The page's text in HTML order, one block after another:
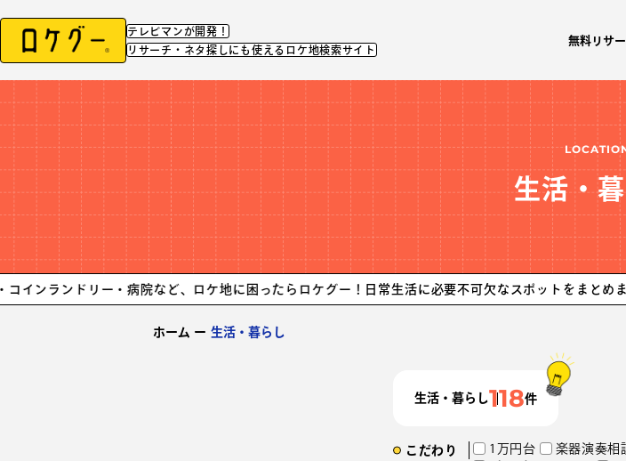
テレビマンが開発！
リサーチ・ネタ探しにも使えるロケ地検索サイト
無料リサ
生活・
リー・病院など、ロケ地に困ったらロケグー！ 日常生活に必要不可欠なスポットをまとめました！美
ホーム ー 生活・暮らし
生活・暮らし118件
こだわり 1万円台 楽器演奏相